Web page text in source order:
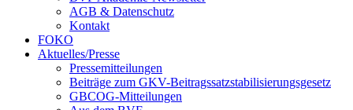
AGB & Datenschutz
Kontakt
FOKO
Aktuelles/Presse
Pressemitteilungen
Beiträge zum GKV-Beitragssatzstabilisierungsgesetz
GBCOG-Mitteilungen